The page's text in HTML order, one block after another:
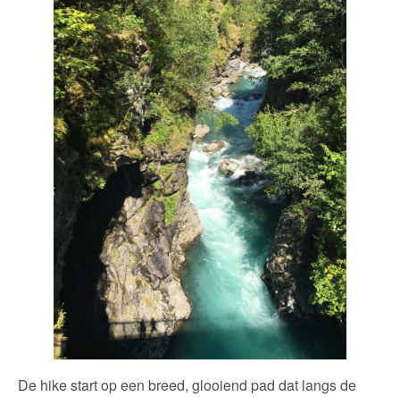
De hike start op een breed, glooiend pad dat langs de